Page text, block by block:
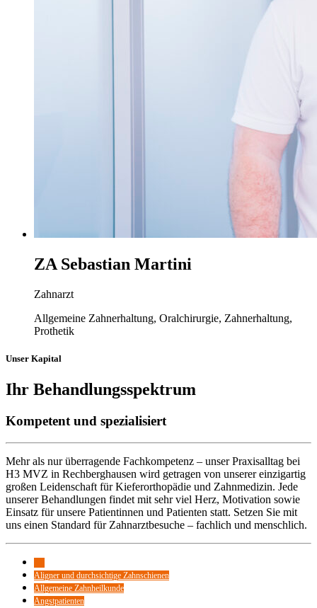
ZA Sebastian Martini
Zahnarzt
Allgemeine Zahnerhaltung, Oralchirurgie, Zahnerhaltung,
Prothetik
Unser Kapital
Ihr Behandlungsspektrum
Kompetent und spezialisiert
Mehr als nur überragende Fachkompetenz – unser Praxisalltag bei
H3 MVZ in Rechberghausen‎ wird getragen von unserer einzigartig
großen Leidenschaft für Kieferorthopädie und Zahnmedizin. Jede
unserer Behandlungen findet mit sehr viel Herz, Motivation sowie
Einsatz für unsere Patientinnen und Patienten statt. Setzen Sie mit
uns einen Standard für Zahnarztbesuche – fachlich und menschlich.
Aligner und durchsichtige Zahnschienen
Allgemeine Zahnheilkunde
Angstpatienten